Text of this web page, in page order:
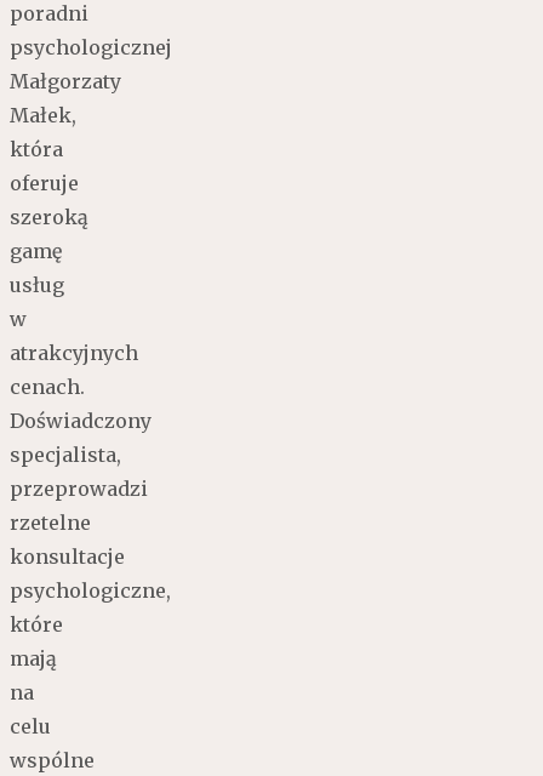
poradni
psychologicznej
Małgorzaty
Małek,
która
oferuje
szeroką
gamę
usług
w
atrakcyjnych
cenach.
Doświadczony
specjalista,
przeprowadzi
rzetelne
konsultacje
psychologiczne,
które
mają
na
celu
wspólne